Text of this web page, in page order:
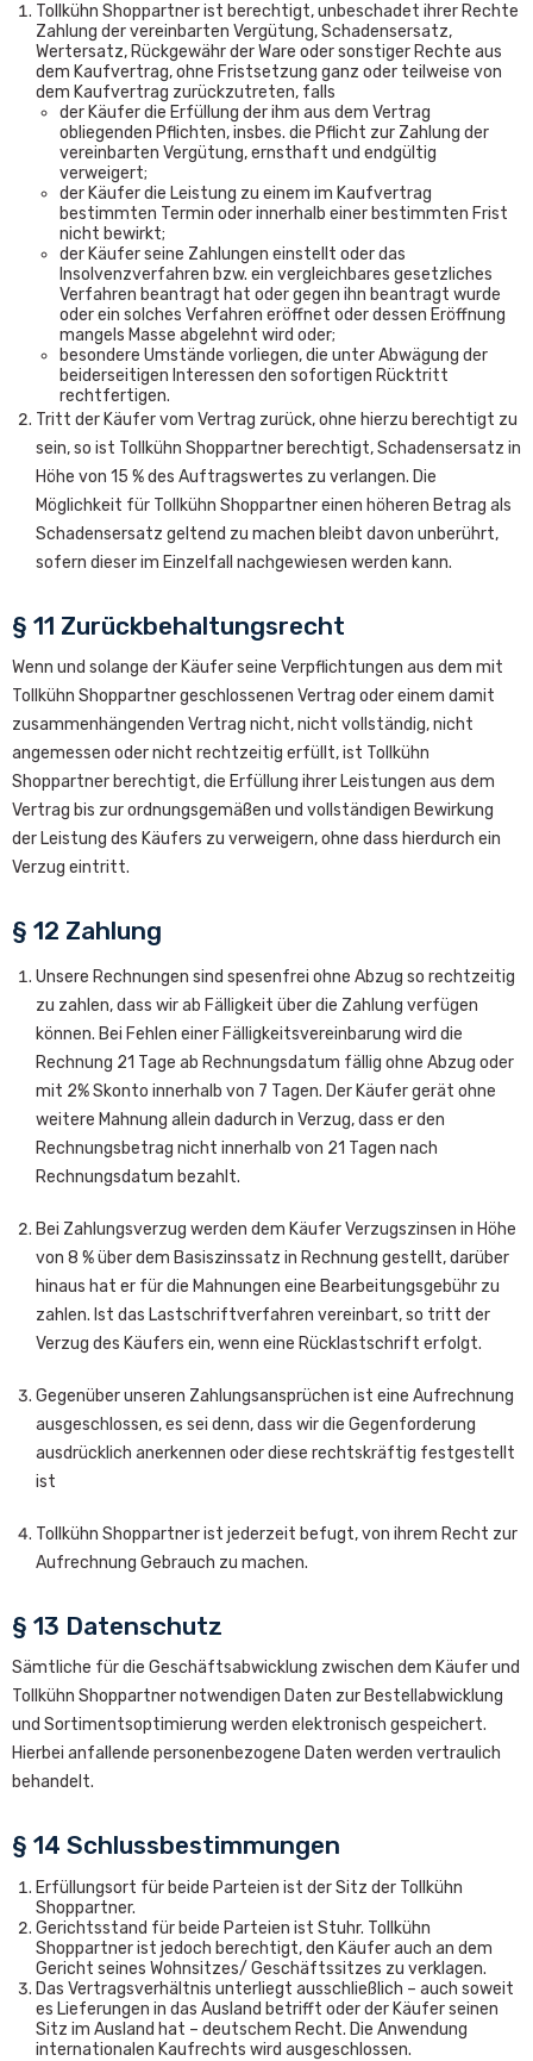
Tollkühn Shoppartner ist berechtigt, unbeschadet ihrer Rechte
Zahlung der vereinbarten Vergütung, Schadensersatz,
Wertersatz, Rückgewähr der Ware oder sonstiger Rechte aus
dem Kaufvertrag, ohne Fristsetzung ganz oder teilweise von
dem Kaufvertrag zurückzutreten, falls
der Käufer die Erfüllung der ihm aus dem Vertrag
obliegenden Pflichten, insbes. die Pflicht zur Zahlung der
vereinbarten Vergütung, ernsthaft und endgültig
verweigert;
der Käufer die Leistung zu einem im Kaufvertrag
bestimmten Termin oder innerhalb einer bestimmten Frist
nicht bewirkt;
der Käufer seine Zahlungen einstellt oder das
Insolvenzverfahren bzw. ein vergleichbares gesetzliches
Verfahren beantragt hat oder gegen ihn beantragt wurde
oder ein solches Verfahren eröffnet oder dessen Eröffnung
mangels Masse abgelehnt wird oder;
besondere Umstände vorliegen, die unter Abwägung der
beiderseitigen Interessen den sofortigen Rücktritt
rechtfertigen.
Tritt der Käufer vom Vertrag zurück, ohne hierzu berechtigt zu
sein, so ist Tollkühn Shoppartner berechtigt, Schadensersatz in
Höhe von 15 % des Auftragswertes zu verlangen. Die
Möglichkeit für Tollkühn Shoppartner einen höheren Betrag als
Schadensersatz geltend zu machen bleibt davon unberührt,
sofern dieser im Einzelfall nachgewiesen werden kann.
§ 11 Zurückbehaltungsrecht
Wenn und solange der Käufer seine Verpflichtungen aus dem mit
Tollkühn Shoppartner geschlossenen Vertrag oder einem damit
zusammenhängenden Vertrag nicht, nicht vollständig, nicht
angemessen oder nicht rechtzeitig erfüllt, ist Tollkühn
Shoppartner berechtigt, die Erfüllung ihrer Leistungen aus dem
Vertrag bis zur ordnungsgemäßen und vollständigen Bewirkung
der Leistung des Käufers zu verweigern, ohne dass hierdurch ein
Verzug eintritt.
§ 12 Zahlung
Unsere Rechnungen sind spesenfrei ohne Abzug so rechtzeitig
zu zahlen, dass wir ab Fälligkeit über die Zahlung verfügen
können. Bei Fehlen einer Fälligkeitsvereinbarung wird die
Rechnung 21 Tage ab Rechnungsdatum fällig ohne Abzug oder
mit 2% Skonto innerhalb von 7 Tagen. Der Käufer gerät ohne
weitere Mahnung allein dadurch in Verzug, dass er den
Rechnungsbetrag nicht innerhalb von 21 Tagen nach
Rechnungsdatum bezahlt.
Bei Zahlungsverzug werden dem Käufer Verzugszinsen in Höhe
von 8 % über dem Basiszinssatz in Rechnung gestellt, darüber
hinaus hat er für die Mahnungen eine Bearbeitungsgebühr zu
zahlen. Ist das Lastschriftverfahren vereinbart, so tritt der
Verzug des Käufers ein, wenn eine Rücklastschrift erfolgt.
Gegenüber unseren Zahlungsansprüchen ist eine Aufrechnung
ausgeschlossen, es sei denn, dass wir die Gegenforderung
ausdrücklich anerkennen oder diese rechtskräftig festgestellt
ist
Tollkühn Shoppartner ist jederzeit befugt, von ihrem Recht zur
Aufrechnung Gebrauch zu machen.
§ 13 Datenschutz
Sämtliche für die Geschäftsabwicklung zwischen dem Käufer und
Tollkühn Shoppartner notwendigen Daten zur Bestellabwicklung
und Sortimentsoptimierung werden elektronisch gespeichert.
Hierbei anfallende personenbezogene Daten werden vertraulich
behandelt.
§ 14 Schlussbestimmungen
Erfüllungsort für beide Parteien ist der Sitz der Tollkühn
Shoppartner.
Gerichtsstand für beide Parteien ist Stuhr. Tollkühn
Shoppartner ist jedoch berechtigt, den Käufer auch an dem
Gericht seines Wohnsitzes/ Geschäftssitzes zu verklagen.
Das Vertragsverhältnis unterliegt ausschließlich – auch soweit
es Lieferungen in das Ausland betrifft oder der Käufer seinen
Sitz im Ausland hat – deutschem Recht. Die Anwendung
internationalen Kaufrechts wird ausgeschlossen.